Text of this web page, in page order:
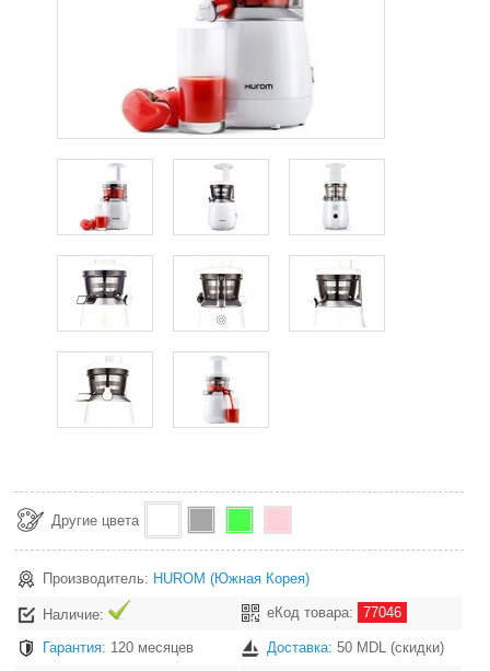
Другие цвета
Производитель: HUROM(Южная Корея)
Наличие: еКод товара: 77046
Гарантия: 120 месяцев Доставка:50 MDL (скидки)